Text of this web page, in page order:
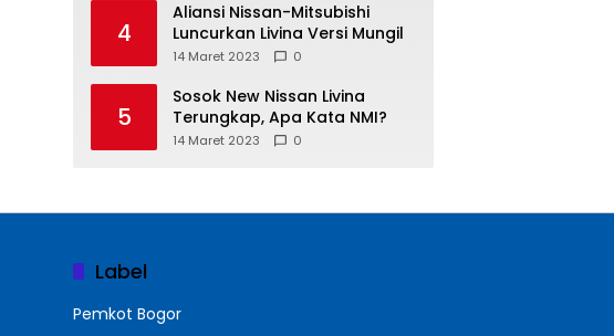
4
Aliansi Nissan-Mitsubishi
Luncurkan Livina Versi Mungil
14 Maret 2023 0
5
Sosok New Nissan Livina
Terungkap, Apa Kata NMI?
14 Maret 2023 0
Label
Pemkot Bogor